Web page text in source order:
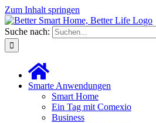
Zum Inhalt springen
Suche nach:
Smarte Anwendungen
Smart Home
Ein Tag mit Comexio
Business